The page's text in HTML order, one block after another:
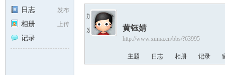
发布
日志
上传
相册
记录
加为好友
发送消息
黄钰婧
http://www.xuma.cn/bbs/?63995
主题 日志 相册 记录